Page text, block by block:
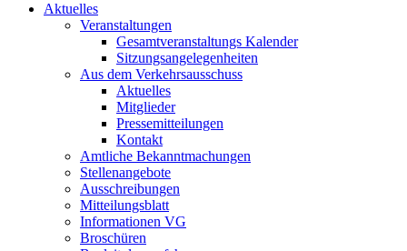
Aktuelles
Veranstaltungen
Gesamtveranstaltungs Kalender
Sitzungsangelegenheiten
Aus dem Verkehrsausschuss
Aktuelles
Mitglieder
Pressemitteilungen
Kontakt
Amtliche Bekanntmachungen
Stellenangebote
Ausschreibungen
Mitteilungsblatt
Informationen VG
Broschüren